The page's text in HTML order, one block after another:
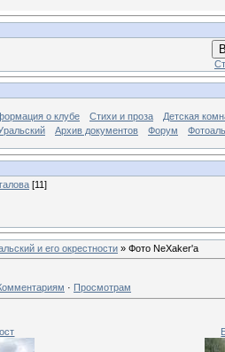
о клубе Стихи и проза
Детская
Архив документов Форум
[11]
и его окрестности » Фото NeXaker'a
· Просмотрам